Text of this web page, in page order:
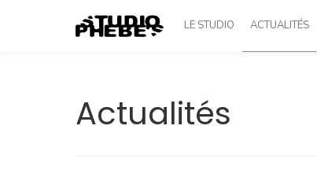
LE STUDIO ACTUALITÉS
Actualités